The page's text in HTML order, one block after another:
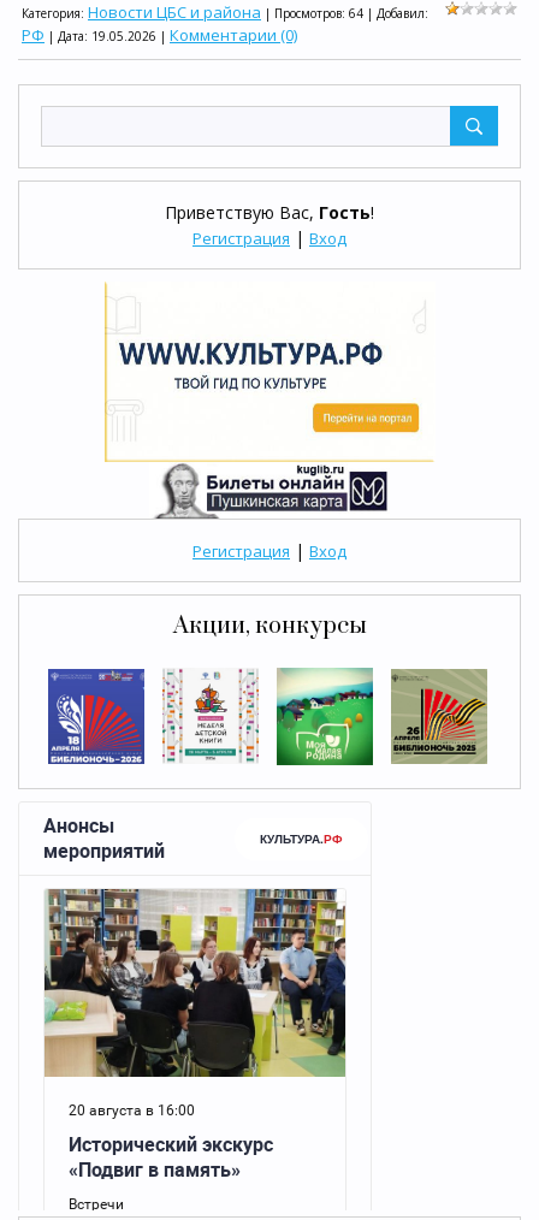
Приветствую Вас, Гость!
Регистрация | Вход
Регистрация | Вход
Акции, конкурсы
Категория: Новости ЦБС и района | Просмотров: 64 | Добавил:
РФ | Дата: 19.05.2026 | Комментарии (0)